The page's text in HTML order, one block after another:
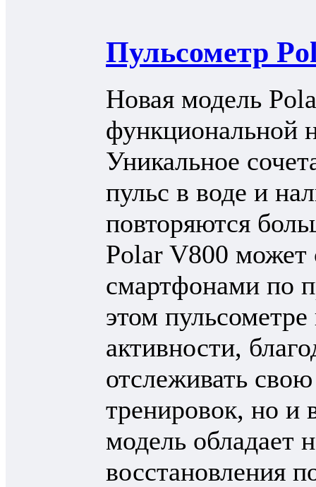
Пульсометр
Новая модель
функциональной
Уникальное
пульс в воде и
повторяются
Polar V800 может
смартфонами по
этом
активности,
отслеживать
тренировок, но и
модель обладает
восстановления